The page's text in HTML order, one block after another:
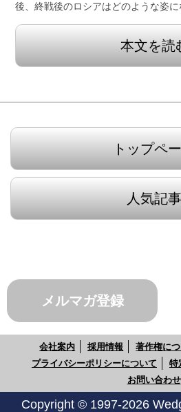
後、終戦後のロシアはどのような姿に
本文を読
トップペ
人気記事
メルマガ登録
会社案内 採用情報 著作権に
プライバシーポリシーについて
特
お問い合わせ
Copyright © 1997-2026